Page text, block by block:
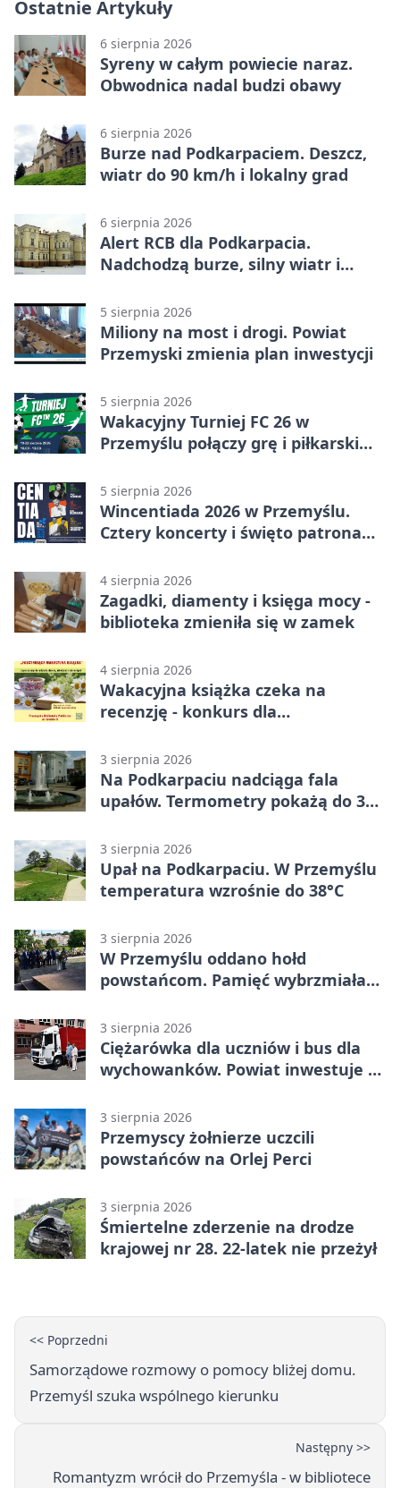
Ostatnie Artykuły
6 sierpnia 2026
Syreny w całym powiecie naraz.
Obwodnica nadal budzi obawy
6 sierpnia 2026
Burze nad Podkarpaciem. Deszcz,
wiatr do 90 km/h i lokalny grad
6 sierpnia 2026
Alert RCB dla Podkarpacia.
Nadchodzą burze, silny wiatr i
5 sierpnia 2026
Miliony na most i drogi. Powiat
Przemyski zmienia plan inwestycji
5 sierpnia 2026
Wakacyjny Turniej FC 26 w
Przemyślu połączy grę i piłkarski
5 sierpnia 2026
Wincentiada 2026 w Przemyślu.
Cztery koncerty i święto patrona
4 sierpnia 2026
Zagadki, diamenty i księga mocy -
biblioteka zmieniła się w zamek
4 sierpnia 2026
Wakacyjna książka czeka na
recenzję - konkurs dla
3 sierpnia 2026
Na Podkarpaciu nadciąga fala
upałów. Termometry pokażą do 36
3 sierpnia 2026
Upał na Podkarpaciu. W Przemyślu
temperatura wzrośnie do 38°C
3 sierpnia 2026
W Przemyślu oddano hołd
powstańcom. Pamięć wybrzmiała
3 sierpnia 2026
Ciężarówka dla uczniów i bus dla
wychowanków. Powiat inwestuje w
3 sierpnia 2026
Przemyscy żołnierze uczcili
powstańców na Orlej Perci
3 sierpnia 2026
Śmiertelne zderzenie na drodze
krajowej nr 28. 22-latek nie przeżył
<< Poprzedni
Samorządowe rozmowy o pomocy bliżej domu.
Przemyśl szuka wspólnego kierunku
Następny >>
Romantyzm wrócił do Przemyśla - w bibliotece